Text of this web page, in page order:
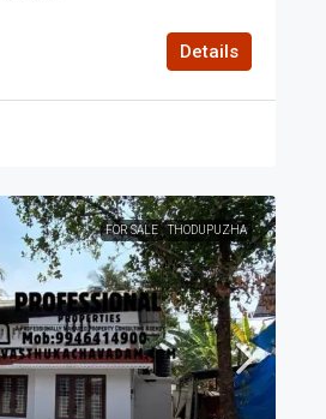
Details
FOR SALE THODUPUZHA